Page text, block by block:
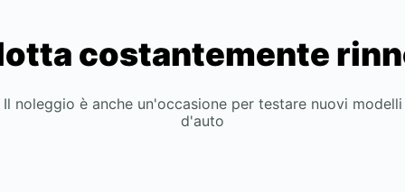
costantemente
Il noleggio è anche un'occasione per testare nuovi modelli
d'auto